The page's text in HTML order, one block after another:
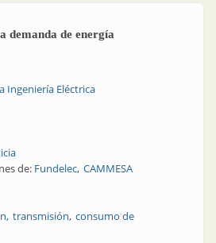
demanda de energía
Ingeniería Eléctrica
de: Fundelec CAMMESA
transmisión consumo de